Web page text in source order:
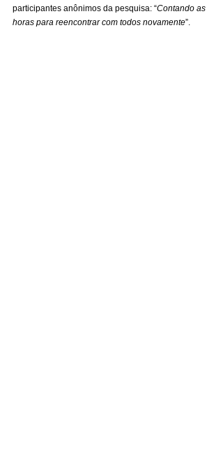
participantes anônimos da pesquisa: “Contando as
horas para reencontrar com todos novamente”.